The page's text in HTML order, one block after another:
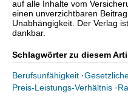
auf alle Inhalte vom
einen unverzichtbaren
Unabhängigkeit. Der Verlag
dankbar.
Schlagwörter zu diesem
Berufsunfähigkeit ·
Preis-Leistungs-Verhältnis ·